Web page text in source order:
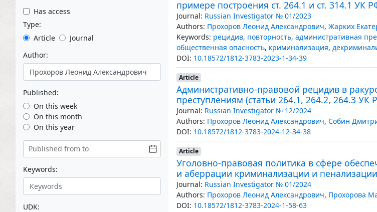
Has access
Type:
Article
Journal
Author:
Published:
On this week
On this month
On this year
Keywords:
UDK:
примере построения ст. 264.1 и ст. 314.1 УК
Journal: Russian Investigator № 01/2023
Authors: Прохоров Леонид Александрович, Жарких
Keywords: рецидив, повторность, административная
общественная опасность, криминализация,
DOI: 10.18572/1812-3783-2023-1-34-39
Article
Административно-правовой рецидив в
преступлениям (статьи 264.1, 264.2, 264.3 УК
Journal: Russian Investigator № 12/2024
Authors: Прохоров Леонид Александрович, Собин
DOI: 10.18572/1812-3783-2024-12-34-38
Article
Уголовно-правовая политика в сфере
и аберрации криминализации и пенализации
Journal: Russian Investigator № 01/2024
Authors: Прохоров Леонид Александрович, Прохорова
DOI: 10.18572/1812-3783-2024-1-58-63